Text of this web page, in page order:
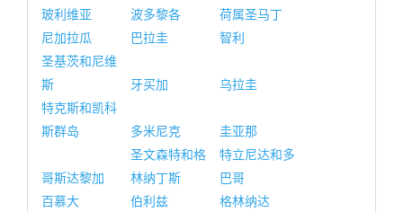
玻利维亚
波多黎各
荷属圣马丁
尼加拉瓜
巴拉圭
智利
圣基茨和尼维
斯
牙买加
乌拉圭
特克斯和凯科
斯群岛
多米尼克 圭亚那
哥斯达黎加
圣文森特和格
林纳丁斯
特立尼达和多
巴哥
百慕大
伯利兹
格林纳达